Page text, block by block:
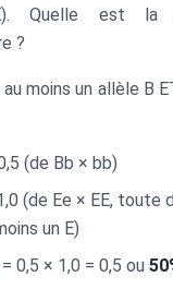
Quelle est la
?
moins un allèle B
(de Bb × bb)
(de Ee × EE, toute
un E)
0,5 × 1,0 = 0,5 ou